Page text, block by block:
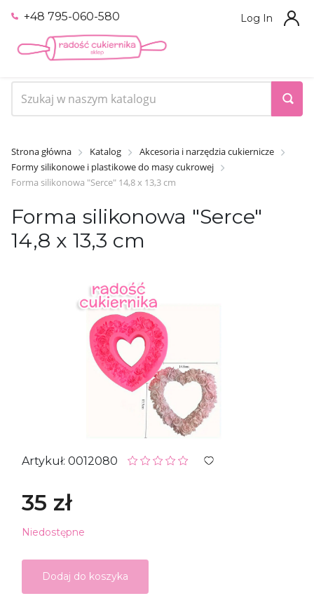
+48 795-060-580 Log In
Strona główna Katalog
Akcesoria i narzędzia cukiernicze
Formy silikonowe i plastikowe do masy cukrowej
Forma silikonowa "Serce" 14,8 x 13,3 cm
Forma silikonowa "Serce"
14,8 x 13,3 cm
Artykuł: 0012080
35 zł
Niedostępne
Dodaj do koszyka